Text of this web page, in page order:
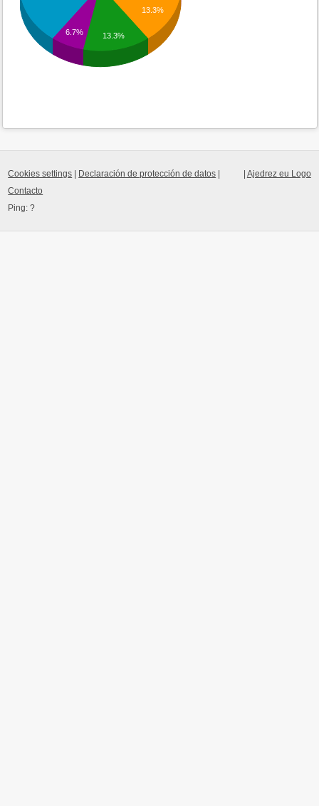
13.3%
6.7% 13.3%
Ajedrez eu Logo
Cookies settings Declaración de protección de datos
Contacto
Ping:?